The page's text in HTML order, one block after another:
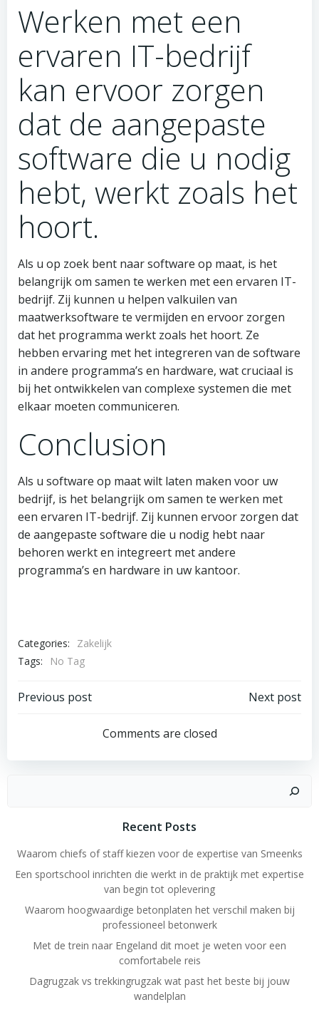
Werken met een
ervaren IT-bedrijf
kan ervoor zorgen
dat de aangepaste
software die u nodig
hebt, werkt zoals het
hoort.
Als u op zoek bent naar software op maat, is het
belangrijk om samen te werken met een ervaren IT-
bedrijf. Zij kunnen u helpen valkuilen van
maatwerksoftware te vermijden en ervoor zorgen
dat het programma werkt zoals het hoort. Ze
hebben ervaring met het integreren van de software
in andere programma’s en hardware, wat cruciaal is
bij het ontwikkelen van complexe systemen die met
elkaar moeten communiceren.
Conclusion
Als u software op maat wilt laten maken voor uw
bedrijf, is het belangrijk om samen te werken met
een ervaren IT-bedrijf. Zij kunnen ervoor zorgen dat
de aangepaste software die u nodig hebt naar
behoren werkt en integreert met andere
programma’s en hardware in uw kantoor.
Categories:
Zakelijk
Tags:
No Tag
Post
navigation
Previous post
navigation
Next post
Comments are closed
Recent Posts
Waarom chiefs of staff kiezen voor de expertise van Smeenks
Een sportschool inrichten die werkt in de praktijk met expertise
van begin tot oplevering
Waarom hoogwaardige betonplaten het verschil maken bij
professioneel betonwerk
Met de trein naar Engeland dit moet je weten voor een
comfortabele reis
Dagrugzak vs trekkingrugzak wat past het beste bij jouw
wandelplan